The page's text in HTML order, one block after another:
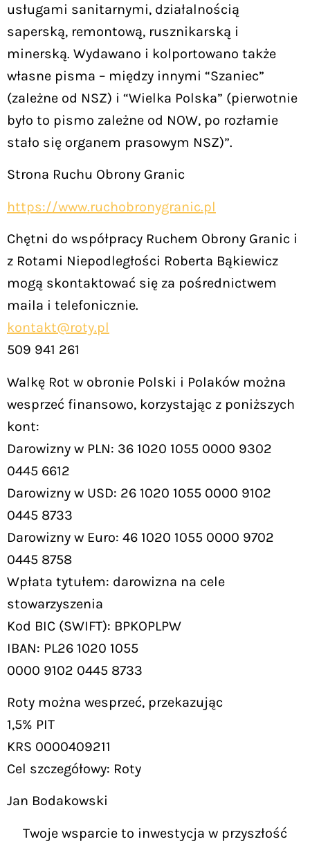
usługami sanitarnymi, działalnością
saperską, remontową, rusznikarską i
minerską. Wydawano i kolportowano także
własne pisma – między innymi “Szaniec”
(zależne od NSZ) i “Wielka Polska” (pierwotnie
było to pismo zależne od NOW, po rozłamie
stało się organem prasowym NSZ)”.
Strona Ruchu Obrony Granic
https://www.ruchobronygranic.pl
Chętni do współpracy Ruchem Obrony Granic i
z Rotami Niepodległości Roberta Bąkiewicz
mogą skontaktować się za pośrednictwem
maila i telefonicznie.
kontakt@roty.pl
509 941 261
Walkę Rot w obronie Polski i Polaków można
wesprzeć finansowo, korzystając z poniższych
kont:
Darowizny w PLN: 36 1020 1055 0000 9302
0445 6612
Darowizny w USD: 26 1020 1055 0000 9102
0445 8733
Darowizny w Euro: 46 1020 1055 0000 9702
0445 8758
Wpłata tytułem: darowizna na cele
stowarzyszenia
Kod BIC (SWIFT): BPKOPLPW
IBAN: PL26 1020 1055
0000 9102 0445 8733
Roty można wesprzeć, przekazując
1,5% PIT
KRS 0000409211
Cel szczegółowy: Roty
Jan Bodakowski
Twoje wsparcie to inwestycja w przyszłość